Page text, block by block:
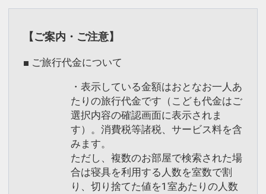
【ご案内・ご注意】
■ ご旅行代金について
・表示している金額はおとなお一人あ
たりの旅行代金です（こども代金はご
選択内容の確認画面に表示されま
す）。消費税等諸税、サービス料を含
みます。
ただし、複数のお部屋で検索された場
合は寝具を利用する人数を室数で割
り、切り捨てた値を1室あたりの人数